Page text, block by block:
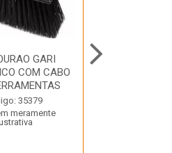
GARI
COM CABO
35379
meramente